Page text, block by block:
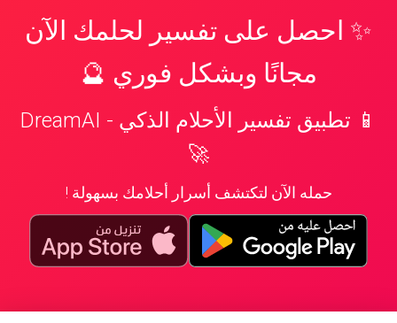
✨ احصل على تفسير لحلمك الآن
مجانًا وبشكل فوري 🔮
📱 تطبيق تفسير الأحلام الذكي - DreamAI
🚀
حمله الآن لتكتشف أسرار أحلامك بسهولة !